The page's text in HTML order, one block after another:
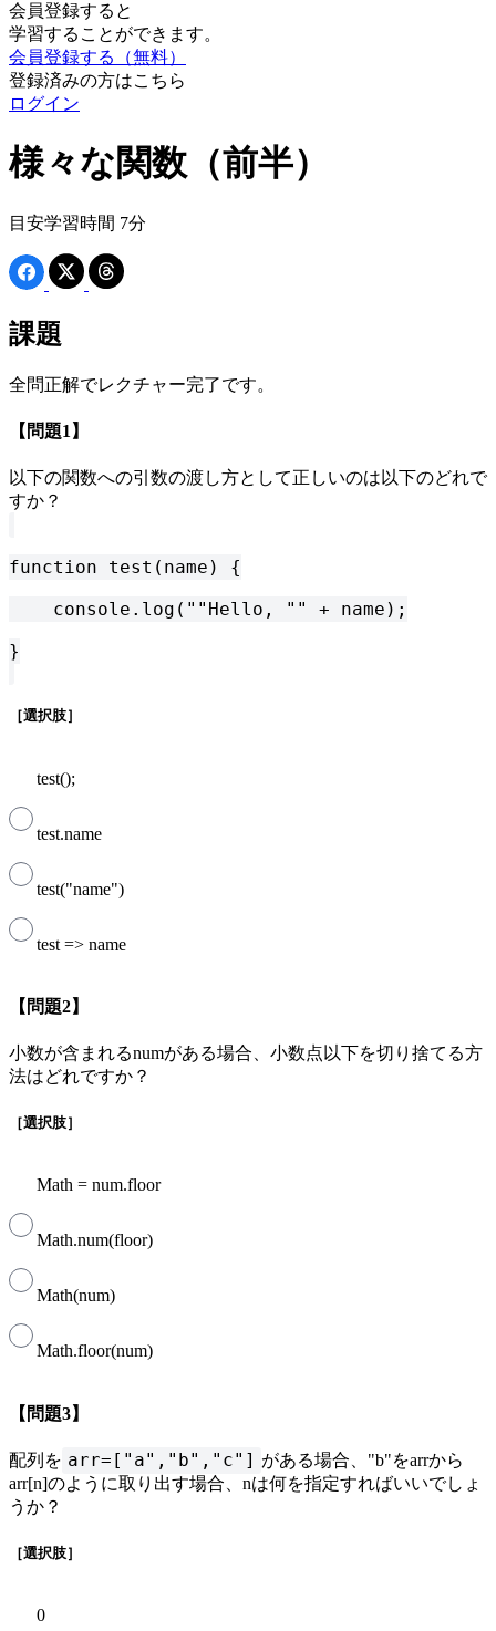
会員登録すると
学習することができます。
会員登録する（無料）
登録済みの方はこちら
ログイン
様々な関数（前半）
目安学習時間 7分
課題
全問正解でレクチャー完了です。
【問題1】
以下の関数への引数の渡し方として正しいのは以下のどれで
すか？
function test(name) {
    console.log(""Hello, "" + name);
}
［選択肢］
test();
test.name
test("name")
test => name
【問題2】
小数が含まれるnumがある場合、小数点以下を切り捨てる方
法はどれですか？
［選択肢］
Math = num.floor
Math.num(floor)
Math(num)
Math.floor(num)
【問題3】
配列を arr=["a","b","c"] がある場合、"b"をarrから
arr[n]のように取り出す場合、nは何を指定すればいいでしょ
うか？
［選択肢］
0